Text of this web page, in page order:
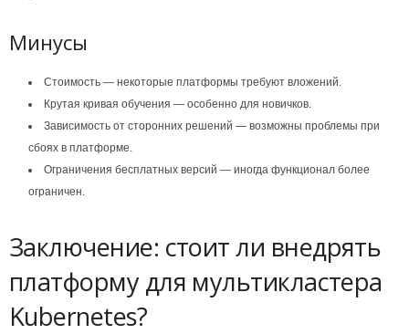
Минусы
Стоимость — некоторые платформы требуют вложений.
Крутая кривая обучения — особенно для новичков.
Зависимость от сторонних решений — возможны проблемы при
сбоях в платформе.
Ограничения бесплатных версий — иногда функционал более
ограничен.
Заключение: стоит ли внедрять
платформу для мультикластера
Kubernetes?